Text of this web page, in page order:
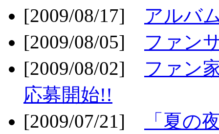
[2009/08/17] アルバ
[2009/08/05] ファン
[2009/08/02] ファン
応募開始!!
[2009/07/21]
「夏の